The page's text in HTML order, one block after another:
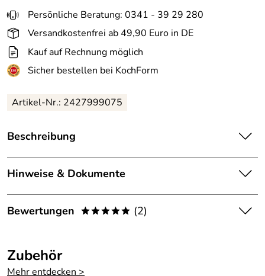
Persönliche Beratung: 0341 - 39 29 280
Versandkostenfrei ab 49,90 Euro in DE
Kauf auf Rechnung möglich
Sicher bestellen bei KochForm
Artikel-Nr.: 2427999075
Beschreibung
alfi Ersatz-Glas für Karaffe flowMotion. Die Glaskaraffe ist
mit 0,75 oder 1 Liter Fassungsvermögen erhältlich. Die
dagegen einwandig.
contact@alfi.de
Hinweise & Dokumente
Dokumente zum Download:
Bewertungen ***** (2)
5Zubehör
Mehr entdecken >